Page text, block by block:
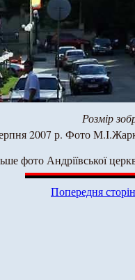
Розмір
2007 р. Фото
фото Андріївської
Попередня